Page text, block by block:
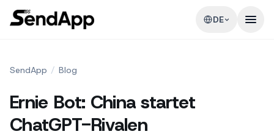
DE
SendApp / Blog
Ernie Bot: China startet
ChatGPT-Rivalen